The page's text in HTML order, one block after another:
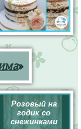
»
Розовый на
годик со
снежинками